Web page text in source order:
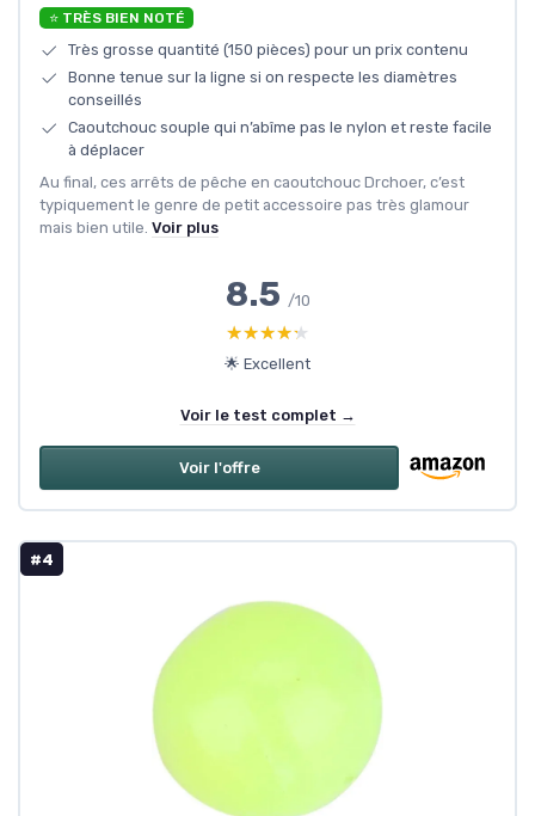
⭐ TRÈS BIEN NOTÉ
Très grosse quantité (150 pièces) pour un prix contenu
Bonne tenue sur la ligne si on respecte les diamètres
conseillés
Caoutchouc souple qui n’abîme pas le nylon et reste facile
à déplacer
Au final, ces arrêts de pêche en caoutchouc Drchoer, c’est
typiquement le genre de petit accessoire pas très glamour
mais bien utile. Voir plus
8.5 /10
★★★★★
★★★★★
🌟 Excellent
Voir le test complet →
Voir l'offre
#4